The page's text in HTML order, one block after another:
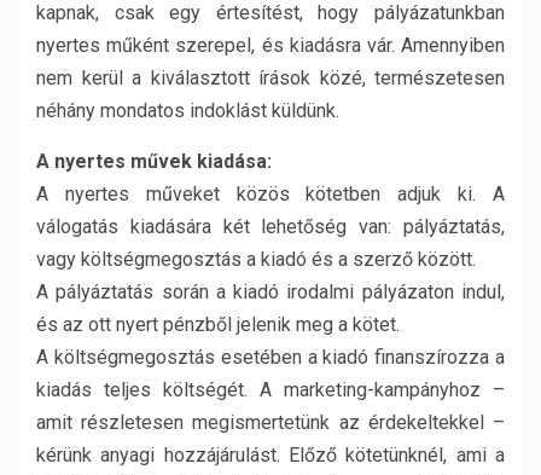
kapnak, csak egy értesítést, hogy pályázatunkban
nyertes műként szerepel, és kiadásra vár. Amennyiben
nem kerül a kiválasztott írások közé, természetesen
néhány mondatos indoklást küldünk.
A nyertes művek kiadása:
A nyertes műveket közös kötetben adjuk ki. A
válogatás kiadására két lehetőség van: pályáztatás,
vagy költségmegosztás a kiadó és a szerző között.
A pályáztatás során a kiadó irodalmi pályázaton indul,
és az ott nyert pénzből jelenik meg a kötet.
A költségmegosztás esetében a kiadó finanszírozza a
kiadás teljes költségét. A marketing-kampányhoz –
amit részletesen megismertetünk az érdekeltekkel –
kérünk anyagi hozzájárulást. Előző kötetünknél, ami a